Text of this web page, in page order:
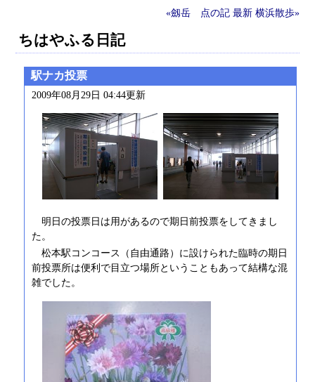
«劔岳 点の記 最新 横浜散歩»
ちはやふる日記
駅ナカ投票
2009年08月29日 04:44更新
明日の投票日は用があるので期日前投票をしてきまし
た。
松本駅コンコース（自由通路）に設けられた臨時の期日
前投票所は便利で目立つ場所ということもあって結構な混
雑でした。